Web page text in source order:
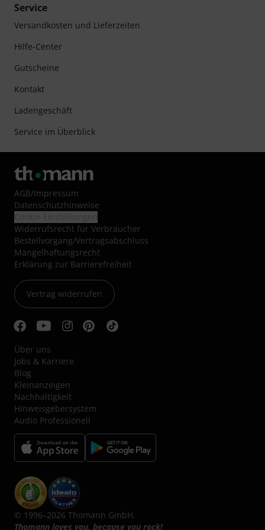
Service
Versandkosten und Lieferzeiten
Hilfe-Center
Gutscheine
Kontakt
Ladengeschäft
Service im Überblick
AGB/Impressum
Datenschutzhinweise
Widerrufsrecht für Verbraucher
Bestellvorgang/Vertragsabschluss
Mängelhaftungsrecht
Erklärung zur Barrierefreiheit
Vertrag widerrufen
Über uns
Jobs & Karriere
Blog
Kleinanzeigen
Nachhaltigkeit
Hinweisgebersystem
Audio Professionell
© 1996–2026 Thomann GmbH.
Thomann loves you, because you rock!